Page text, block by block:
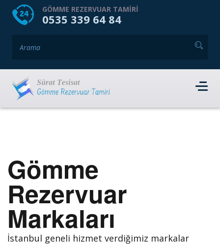
HOME HAKKIMIZDA
GÖMME REZERVUAR TAMIRI
0535 339 64 84
Gömme
Rezervuar
Markaları
İstanbul geneli hizmet verdiğimiz markalar